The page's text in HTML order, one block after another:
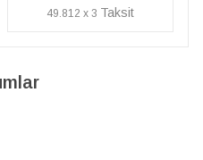
20.830 x 3